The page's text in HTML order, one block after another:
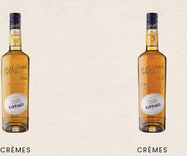
CRÈMES LIQUEURS DE FRUITS